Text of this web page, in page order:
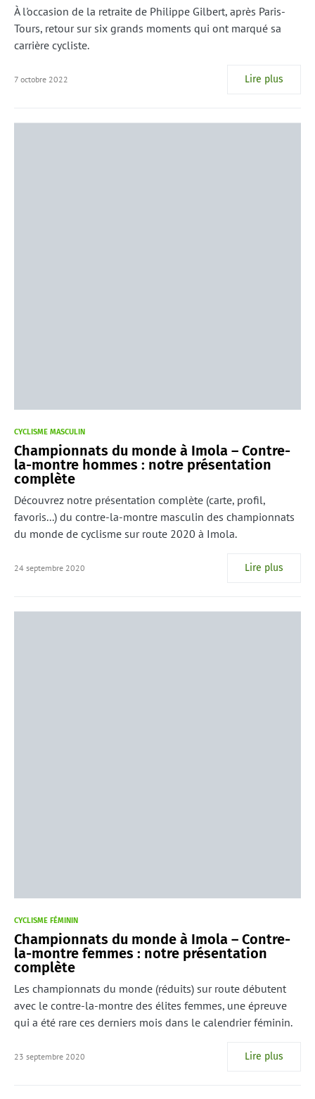
À l'occasion de la retraite de Philippe Gilbert, après Paris-
Tours, retour sur six grands moments qui ont marqué sa
carrière cycliste.
7 octobre 2022 Lire plus
CYCLISME MASCULIN
Championnats du monde à Imola – Contre-
la-montre hommes : notre présentation
complète
Découvrez notre présentation complète (carte, profil,
favoris...) du contre-la-montre masculin des championnats
du monde de cyclisme sur route 2020 à Imola.
24 septembre 2020 Lire plus
CYCLISME FÉMININ
Championnats du monde à Imola – Contre-
la-montre femmes : notre présentation
complète
Les championnats du monde (réduits) sur route débutent
avec le contre-la-montre des élites femmes, une épreuve
qui a été rare ces derniers mois dans le calendrier féminin.
23 septembre 2020 Lire plus